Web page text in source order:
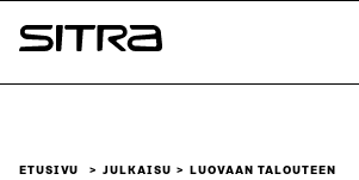
Siirry
suoraan
Sitra
ETUSIVU JULKAISU LUOVAAN TALOUTEEN